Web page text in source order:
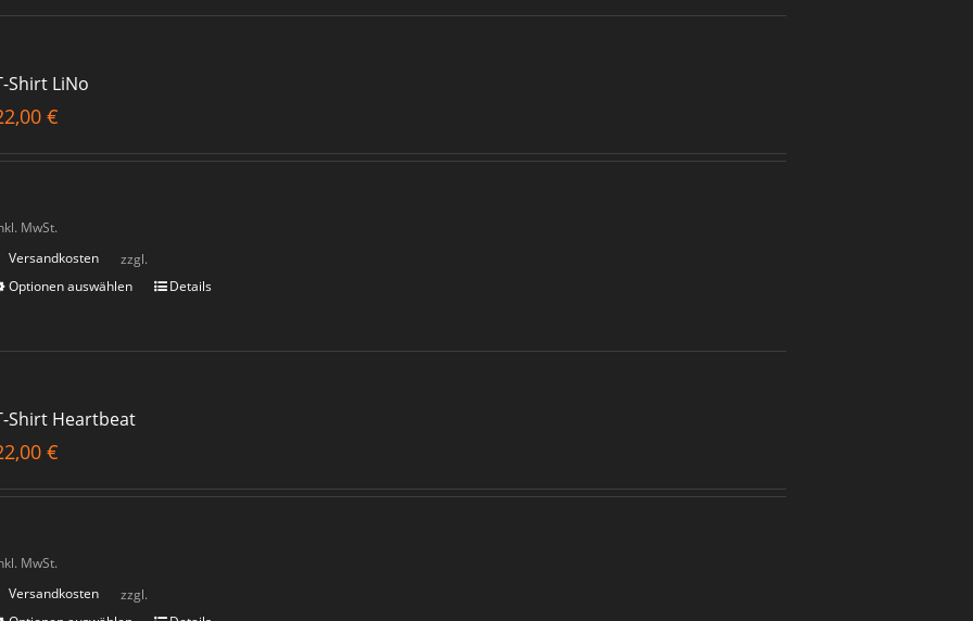
Shirt LiNo
€
MwSt.
zzgl.
Versandkosten
Optionen auswählen
Details
Shirt Heartbeat
€
MwSt.
zzgl.
Versandkosten